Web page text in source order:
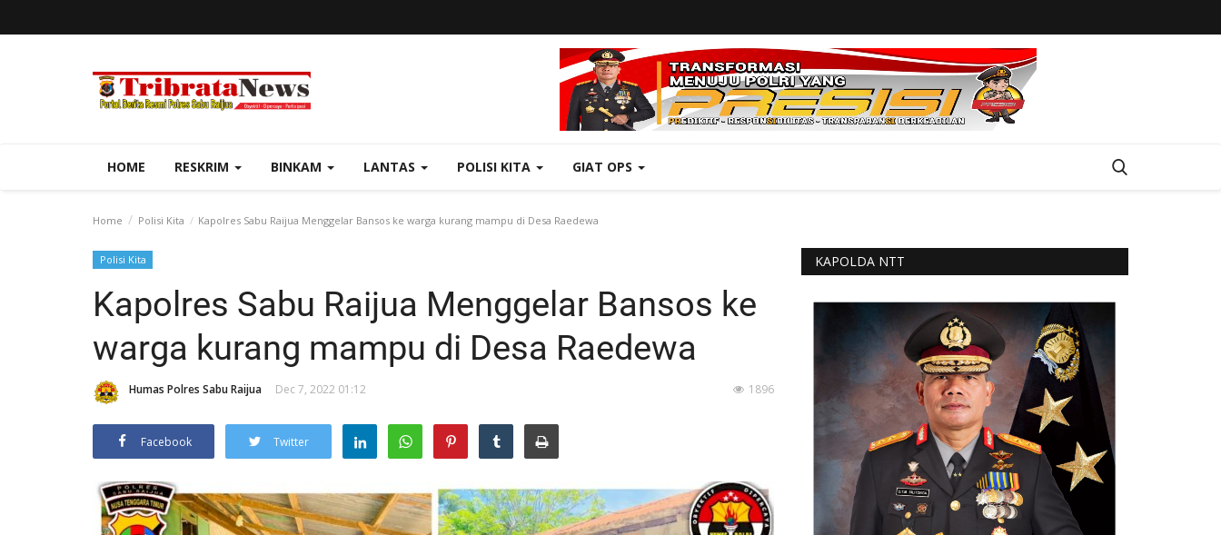
HOME RESKRIM BINKAM LANTAS POLISI KITA GIAT OPS
Home Polisi Kita Kapolres Sabu Raijua Menggelar Bansos ke warga kurang mampu di Desa Raedewa
Polisi Kita
Kapolres Sabu Raijua Menggelar Bansos ke
warga kurang mampu di Desa Raedewa
Humas Polres Sabu Raijua Dec 7, 2022 01:12 1896
Facebook Twitter
KAPOLDA NTT